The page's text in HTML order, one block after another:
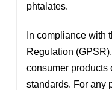
phtalates.
In compliance with
Regulation (GPSR),
consumer products
standards. For any